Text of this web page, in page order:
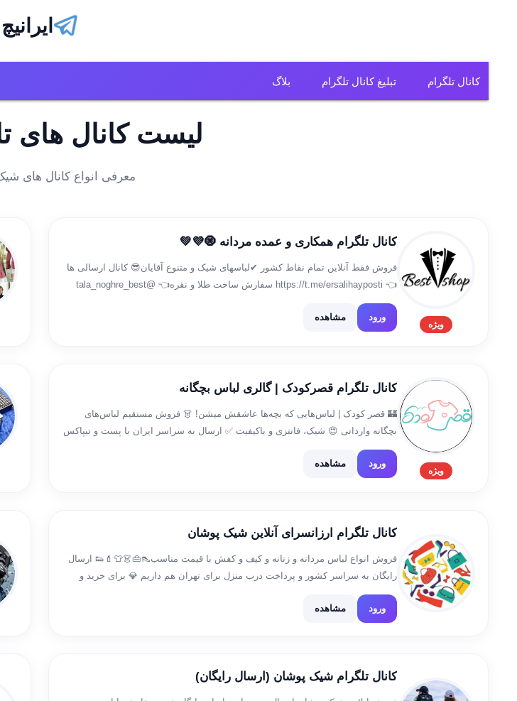
ایرانیچ
کانال تلگرام
کانال تلگرام لباس
کانال تلگرام تولیدی
کانال تلگرام فروشگاه
کانال تلگرام عمده
تبلیغ کانال تلگرام بلاگ
لیست کانال های
معرفی انواع کانال های
ویژه
کانال تلگرام همکاری و عمده مردانه 🧿💜💚
فروش فقط آنلاین تمام نقاط کشور ✔لباسهای شیک و متنوع آقایان😎 کانال ارسالی ها
👈 https://t.me/ersalihayposti سفارش ساخت طلا و نقره👈 @tala_noghre_best
ثبت سفارش👇 🆔️ @A_best81
ورود
مشاهده
ویژه
کانال تلگرام قصرکودک | گالری لباس بچگانه
🏰 قصر کودک | لباس‌هایی که بچه‌ها عاشقش میشن! 👗 فروش مستقیم لباس‌های
بچگانه وارداتی 😍 شیک، فانتزی و باکیفیت ✅ ارسال به سراسر ایران با پست و تیپاکس
ورود
مشاهده
کانال تلگرام ارزانسرای آنلاین شیک پوشان
فروش انواع لباس مردانه و زنانه و کیف و کفش با قیمت مناسب👠👜👗👕💄👟 ارسال
رایگان به سراسر کشور و پرداخت درب منزل برای تهران هم داریم 💎 برای خرید و
سفارش به آیدی زیر پیام […]
ورود
مشاهده
کانال تلگرام شیک پوشان (ارسال رایگان)